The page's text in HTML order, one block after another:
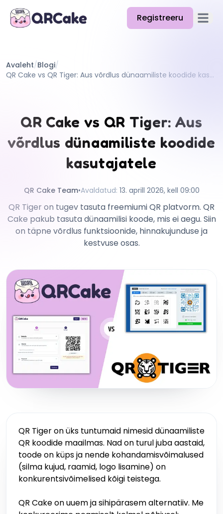
Registreeru Ava
Hinnakiri
Dokumentatsioon
Abi
Avaleht/Blogi/
QR Cake vs QR Tiger: Aus võrdlus dünaamiliste koodide kasutajatele
QR Cake vs QR Tiger: Aus
võrdlus dünaamiliste koodide
kasutajatele
QR Cake Team•Avaldatud: 13. aprill 2026, kell 09:00
QR Tiger on tugev tasuta freemiumi QR platvorm. QR
Cake pakub tasuta dünaamilisi koode, mis ei aegu. Siin
on täpne võrdlus funktsioonide, hinnakujunduse ja
kestvuse osas.
QR Tiger on üks tuntumaid nimesid dünaamiliste
QR koodide maailmas. Nad on turul juba aastaid,
toode on küps ja nende kohandamisvõimalused
(silma kujud, raamid, logo lisamine) on
konkurentsivõimelised kõigi teistega.
QR Cake on uuem ja sihipärasem alternatiiv. Me